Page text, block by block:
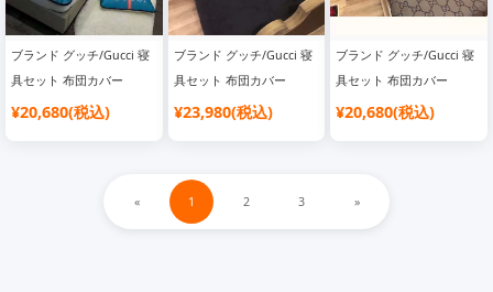
ブランド グッチ/Gucci 寝
具セット 布団カバー
¥20,680(税込)
ブランド グッチ/Gucci 寝
具セット 布団カバー
¥23,980(税込)
ブランド グッチ/Gucci 寝
具セット 布団カバー
¥20,680(税込)
« 1 2 3 »